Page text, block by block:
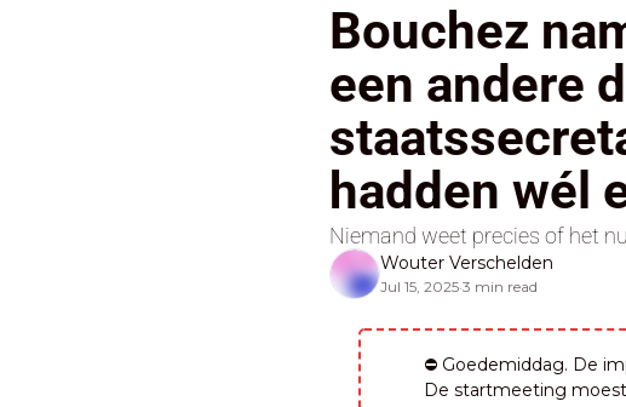
Bouchez
een andere
hadden wél
Niemand weet precies of het
Wouter Verschelden
Jul 15, 2025•3 min read
⛔️ Goedemiddag. De
De startmeeting